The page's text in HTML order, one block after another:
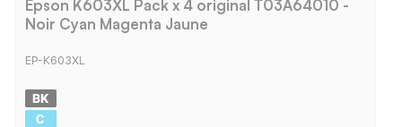
Epson K603XL Pack x 4 original T03A64010 -
Noir Cyan Magenta Jaune
EP-K603XL